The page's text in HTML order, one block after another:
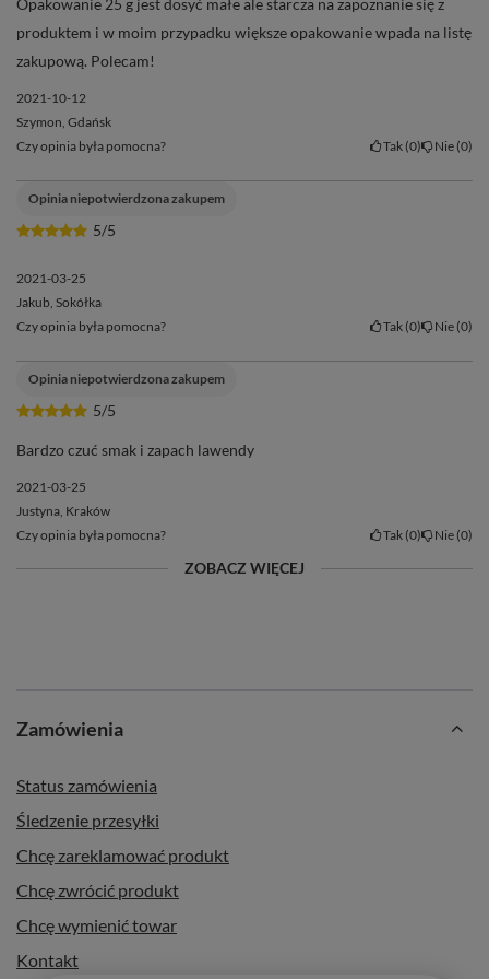
Skład produktu i dodatkowe informacje
✍️
🌱 Składniki:
(* produkt rolnictwa ekologicznego)
⚖️ Masa netto:25 g
Produkt ekologiczny. Certyfikat organiczności: PL-EKO-02
Opakowanie 25 g jest dosyć małe ale starcza na zapoznanie się z
produktem i w moim przypadku większe opakowanie wpada na listę
zakupową. Polecam!
2021-10-12
Szymon, Gdańsk
Czy opinia była pomocna?
Tak 0 Nie 0
5/5
Opinia niepotwierdzona zakupem
2021-03-25
Jakub, Sokółka
Czy opinia była pomocna?
Tak 0 Nie 0
5/5
Opinia niepotwierdzona zakupem
Bardzo czuć smak i zapach lawendy
2021-03-25
Justyna, Kraków
Czy opinia była pomocna?
Tak 0 Nie 0
ZOBACZ WIĘCEJ
Zamówienia
Status zamówienia
Śledzenie przesyłki
Chcę zareklamować produkt
Chcę zwrócić produkt
Chcę wymienić towar
Kontakt